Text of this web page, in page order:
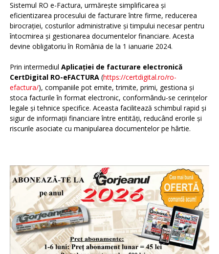
Sistemul RO e-Factura, urmărește simplificarea și
eficientizarea procesului de facturare între firme, reducerea
birocrației, costurilor administrative și timpului necesar pentru
întocmirea și gestionarea documentelor financiare. Acesta
devine obligatoriu în România de la 1 ianuarie 2024.
Prin intermediul Aplicației de facturare electronică
CertDigital RO-eFACTURA (https://certdigital.ro/ro-
efactura/), companiile pot emite, trimite, primi, gestiona și
stoca facturile în format electronic, conformându-se cerințelor
legale și tehnice specifice. Aceasta facilitează schimbul rapid și
sigur de informații financiare între entități, reducând erorile și
riscurile asociate cu manipularea documentelor pe hârtie.